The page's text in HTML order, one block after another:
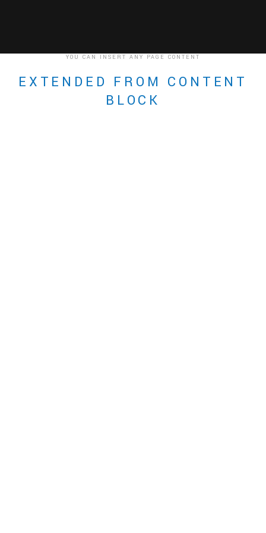
YO U CA N I N S E R T A N Y PAG E CO N T E N T
E X T E N D E D F R O M C O N T E N T
B LOC K